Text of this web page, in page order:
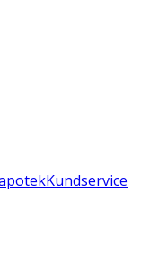
Kundservice